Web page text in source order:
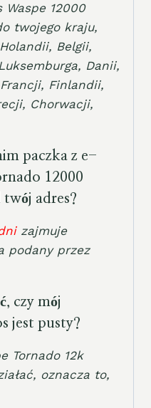
12000
twojego kraju,
Belgii,
Danii,
Finlandii,
Chorwacji,
paczka z e-
12000
adres?
zajmuje
podany przez
czy mój
jest pusty?
Tornado 12k
oznacza to,